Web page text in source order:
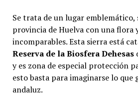
Se trata de un lugar emblemático,
provincia de Huelva con una flora
incomparables. Esta sierra está
Reserva de la Biosfera Dehesas
y es zona de especial protección
esto basta para imaginarse lo que
andaluz.